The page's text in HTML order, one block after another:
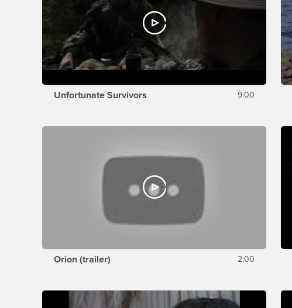
Unfortunate Survivors 9:00
Orion (trailer) 2:00